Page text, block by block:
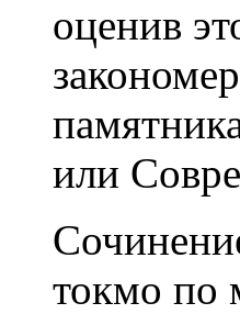
оценив
или
токмо по